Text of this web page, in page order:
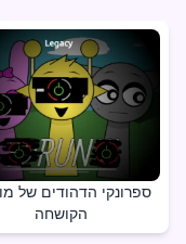
ספרונקי הדהודים של
הקושחה